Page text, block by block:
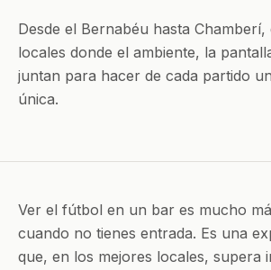
Desde el Bernabéu hasta
locales donde el ambiente, la
juntan para hacer de cada partido
única.
Ver el fútbol en un bar es mucho
cuando no tienes entrada. Es una
que, en los mejores locales, supera